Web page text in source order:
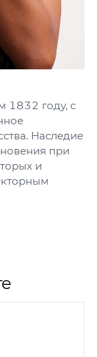
1832 году, с
Наследие
при
и